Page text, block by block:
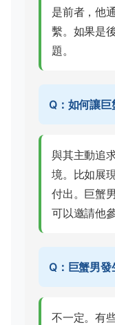
是前者，他
繫。如果是
題。
Q：如何讓巨
與其主動追
境。比如展
付出。巨蟹
可以邀請他
Q：巨蟹男
不一定。有